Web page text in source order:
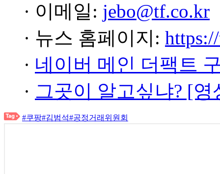
· 이메일: jebo@tf.co.kr
· 뉴스 홈페이지:
· 네이버 메인 더팩트
· 그곳이 알고싶냐? [
#쿠팡#김범석#공정거래위원회